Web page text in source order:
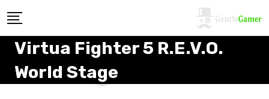
Virtua Fighter 5 R.E.V.O.
World Stage